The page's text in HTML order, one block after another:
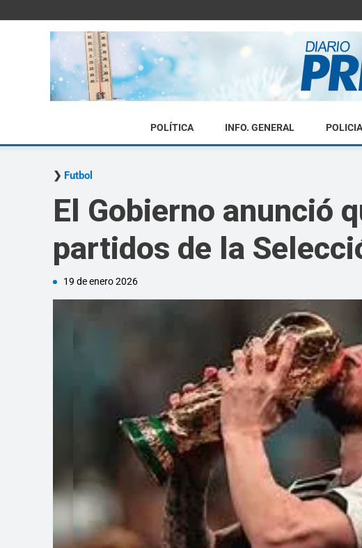
POLÍTICA INFO. GENERAL
Futbol
El Gobierno anunció
partidos de la
19 de enero 2026